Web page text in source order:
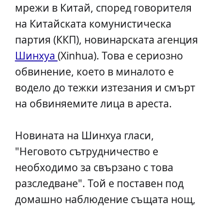
мрежи в Китай, според говорителя
на Китайската комунистическа
партия (ККП), новинарската агенция
Шинхуа (Xinhua). Това е сериозно
обвинение, което в миналото е
водело до тежки изтезания и смърт
на обвиняемите лица в ареста.
Новината на Шинхуа гласи,
"Неговото сътрудничество е
необходимо за свързано с това
разследване". Той е поставен под
домашно наблюдение същата нощ,